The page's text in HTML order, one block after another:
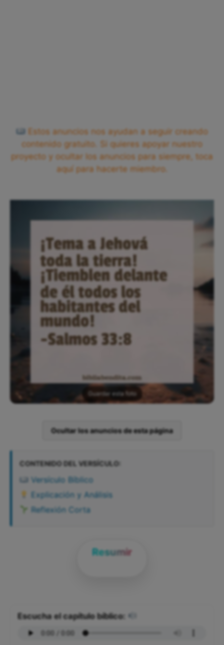
Estos anuncios nos ayudan a seguir creando
contenido gratuito. Si quieres apoyar nuestro
proyecto y ocultar los anuncios para siempre, toca
aquí para hacerte miembro.
Guardar esta foto
Ocultar los anuncios de esta página
CONTENIDO DEL VERSÍCULO:
Versículo Bíblico
Explicación y Análisis
Reflexión Corta
Resumir
Escucha el capítulo bíblico: